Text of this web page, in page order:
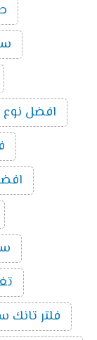
افضل نوع فلتر
افضل
فلتر تانك